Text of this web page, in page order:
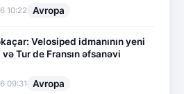
10:22 Avropa
Velosiped idmanının yeni
Tur de Fransın əfsanəvi
09:31 Avropa